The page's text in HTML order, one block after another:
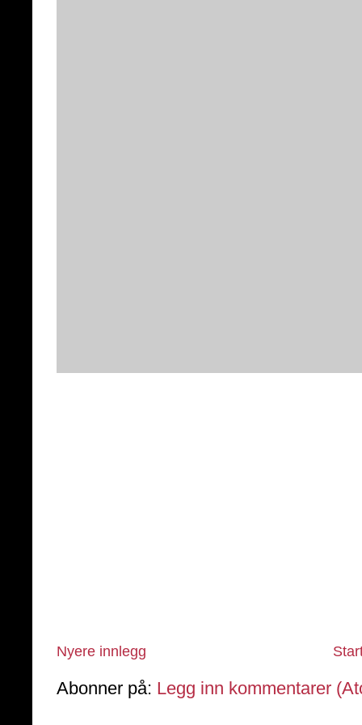
Nyere innlegg
Abonner på: Legg inn kommentarer